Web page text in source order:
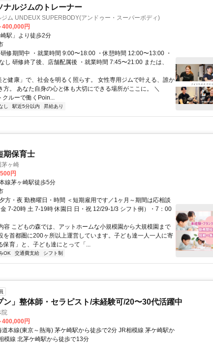
ナルジムのトレーナー
ム UNDEUX SUPERBODY(アンドゥー・スーパーボディ)
400,000円
: 「茅ヶ崎駅」より徒歩2分
修期間中 ・就業時間 9:00〜18:00 ・休憩時間 12:00〜13:00 ・
し 研修終了後、店舗配属後 ・就業時間 7:45〜21:00 または、
と健康」で、社会を明るく照らす。 女性専用ジムで叶える、誰か
方。 あなた自身の心と体も大切にできる場所がここに。 ＼
ルーで働くPoin...
し 駅近5分以内 昇給あり
期保育士
茅ヶ崎
円
線茅ヶ崎駅徒歩5分
方・夜 勤務曜日・時間 ＜短期雇用です／1ヶ月～期間は応相談
金 7-20時 土 7-19時 休園日 日・祝 12/29-1/3 シフト例）・7：00
容 こどもの森では、アットホームな小規模園から大規模園まで
を首都圏に200ヶ所以上運営しています。子ども達一人一人に寄
保育」と、子ども達にとって「...
OK 交通費支給 シフト制
ン」整体師・セラピスト/未経験可/20〜30代活躍中
院
400,000円
模線 北茅ケ崎駅から徒歩で13分